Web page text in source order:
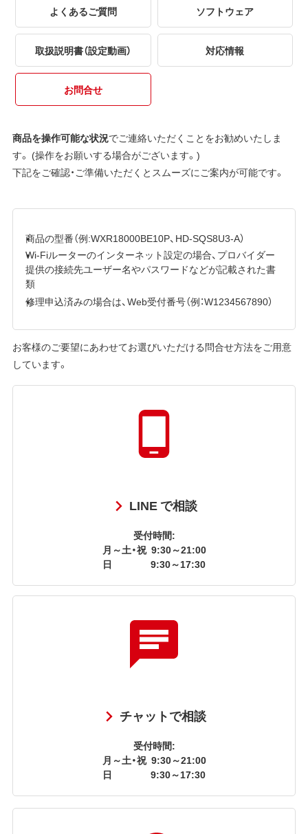
よくあるご質問 ソフトウェア
取扱説明書（設定動画） 対応情報
お問合せ
商品を操作可能な状況でご連絡いただくことをお勧めいたしま
す。 (操作をお願いする場合がございます。)
下記をご確認・ご準備いただくとスムーズにご案内が可能です。
商品の型番（例:WXR18000BE10P、HD-SQS8U3-A）
Wi-Fiルーターのインターネット設定の場合、プロバイダー
提供の接続先ユーザー名やパスワードなどが記載された書
類
修理申込済みの場合は、Web受付番号（例：W1234567890）
お客様のご要望にあわせてお選びいただける問合せ方法をご用意
しています。
LINE で相談
受付時間:
月～土・祝 9:30～21:00
日
9:30～17:30
チャットで相談
受付時間:
月～土・祝 9:30～21:00
日
9:30～17:30